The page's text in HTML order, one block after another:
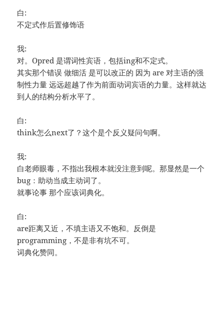
白:
不定式作后置修饰语
我:
对。Opred 是谓词性宾语，包括ing和不定式。
其实那个错误 做细活 是可以改正的 因为 are 对主语的强
制性力量 远远超越了作为前面动词宾语的力量。这样就达
到人的结构分析水平了。
白:
think怎么next了？这个是个反义疑问句啊。
我:
白老师眼毒，不指出我根本就没注意到呢。那显然是一个
bug：助动当成主动词了。
就事论事 那个应该词典化。
白:
are距离又近，不填主语又不饱和。反倒是
programming，不是非有坑不可。
词典化赞同。